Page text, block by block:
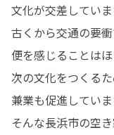
文化が交差していま
古くから交通の要
便を感じることは
次の文化をつくる
兼業も促進していま